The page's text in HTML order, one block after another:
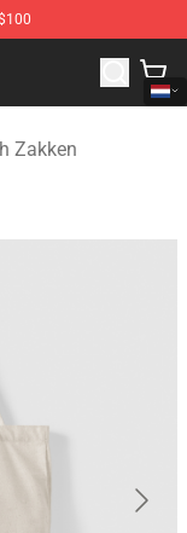
Merchandise Store
Zakken